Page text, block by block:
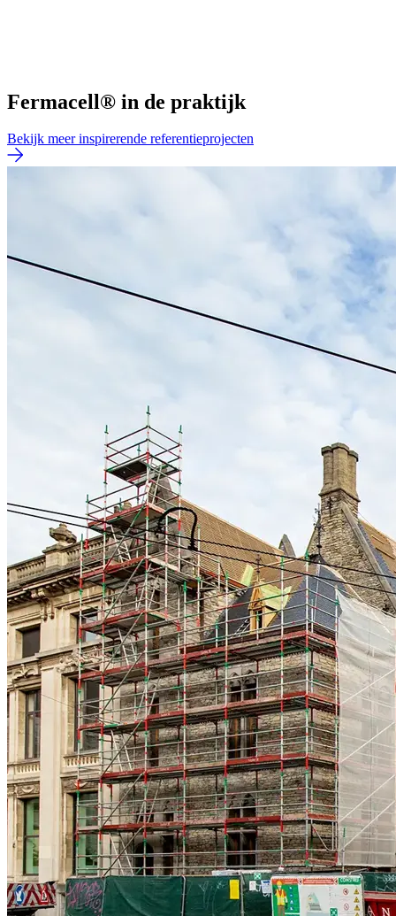
Fermacell® in de praktijk
Bekijk meer inspirerende referentieprojecten